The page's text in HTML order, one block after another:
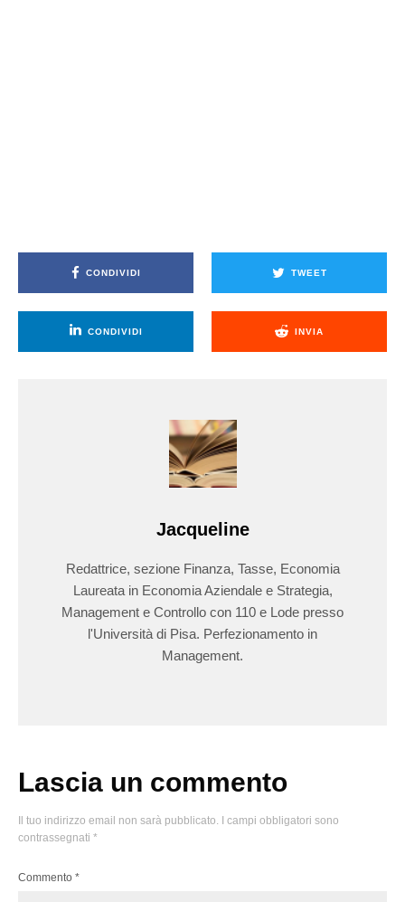
CONDIVIDI TWEET
CONDIVIDI INVIA
Jacqueline
Redattrice, sezione Finanza, Tasse, Economia
Laureata in Economia Aziendale e Strategia,
Management e Controllo con 110 e Lode presso
l'Università di Pisa. Perfezionamento in
Management.
Lascia un commento
Il tuo indirizzo email non sarà pubblicato.
I campi obbligatori sono
contrassegnati *
Commento *